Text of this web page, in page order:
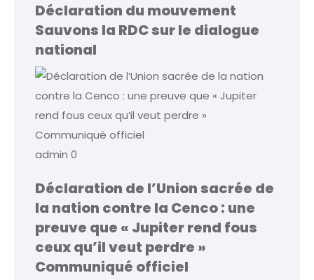
Déclaration du mouvement
Sauvons la RDC sur le dialogue
national
admin 0
Déclaration de l’Union sacrée de
la nation contre la Cenco : une
preuve que « Jupiter rend fous
ceux qu’il veut perdre »
Communiqué officiel